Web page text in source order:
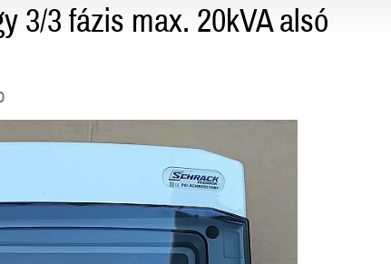
3/3 fázis max. 20kVA alsó